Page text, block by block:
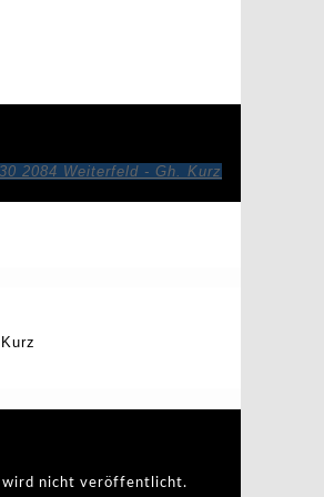
2084 Weiterfeld - Gh. Kurz
wird nicht veröffentlicht.